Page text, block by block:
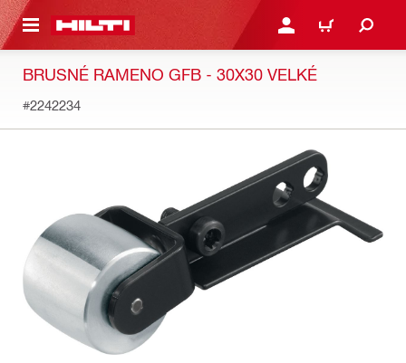
HLAVNÍ OBSAH PŘIHLÁSIT NEBO
KOŠÍK
BRUSNÉ RAMENO GFB - 30X30 VELKÉ
#2242234